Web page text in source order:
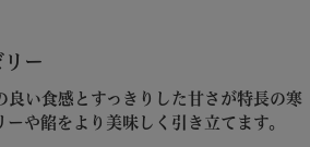
ー
良い食感とすっきりした甘さが特長の寒
や餡をより美味しく引き立てます。